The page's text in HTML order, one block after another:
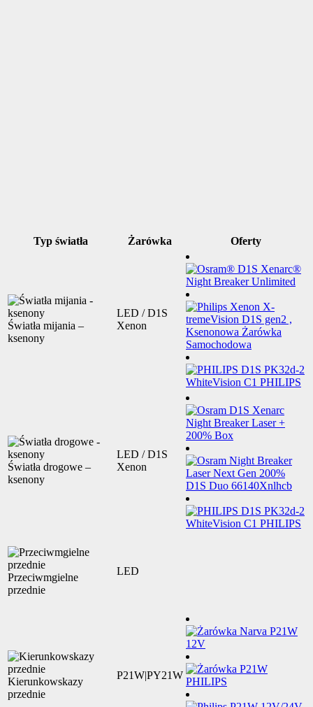
Typ światła Żarówka Oferty
Światła mijania –
ksenony
LED / D1S
Xenon
Światła drogowe –
ksenony
LED / D1S
Xenon
Przeciwmgielne
przednie
LED
Kierunkowskazy
przednie
P21W|PY21W